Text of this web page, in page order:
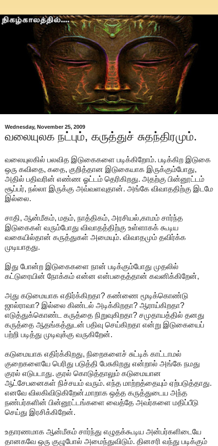
Wednesday, November 25, 2009
வலையுலக நட்பும், கருத்துச் சுதந்திரமும்.
வலையுலகில் பலவித இடுகைகளை படிக்கிறோம். படிக்கிற இடுகை
ஒரு கவிதை, கதை, குறித்தான இடுகையாக இருக்கும்போது,
அதில் பதிவரின் எண்ண ஓட்டம் தெரிகிறது. அதற்கு பின்னூட்டம்
சூப்பர், நல்லா இருக்கு அவ்வளவுதான். அங்கே விவாததிற்கு இடமே
இல்லை.
சாதி, ஆன்மீகம், மதம், நாத்திகம், அரசியல்,காமம் சார்ந்த
இடுகைகள் வரும்போது விவாதத்திற்கு உள்ளாகக் கூடிய
வகையில்தான் கருத்துகள் அமையும். விவாதமும் தவிர்க்க
முடியாதது.
இது போன்ற இடுகைகளை நான் படிக்கும்போது முதலில்
கட்டுரையின் நோக்கம் என்ன என்பதைத்தான் கவனிக்கிறேன்,
அது கடுமையாக எதிர்க்கிறதா? கண்ணை மூடிக்கொண்டு
ஜால்ராவா? இல்லை கிண்டல் அடிக்கிறதா? ஆராய்கிறதா?
எடுத்துக்கொண்ட கருத்தை நிறுவுகிறதா? சமுதாயத்தில் தனது
கருத்தை ஆதங்கத்துடன் பதிவு செய்கிறதா என்று இடுகையைப்
பற்றி படித்து முடிவுக்கு வருகிறேன்.
கடுமையாக எதிர்க்கிறது, நிறைகளைச் சுட்டிக் காட்டாமல்
குறைகளையே பெரிது படுத்தி பேசுகிறது என்றால் அங்கே நமது
குரல் எடுபடாது. குரல் கொடுத்தாலும் கடுமையான
ஆட்சேபனைகள் நிச்சயம் வரும். எந்த மாற்றத்தையும் ஏற்படுத்தாது.
எனவே விலகிவிடுகிறேன்.மாறாக ஒத்த கருத்துடைய அந்த
நண்பர்களின் பின்னூட்டங்களை வைத்தே அவர்களை மதிப்பீடு
செய்து இரசிக்கிறேன்.
உதாரணமாக ஆன்மீகம் சார்ந்து எழுதக்கூடிய அன்பர்களிடையே
தானகவே ஒரு குழுபோல் அமைந்துவிடும். தினசரி வந்து படிக்கும்